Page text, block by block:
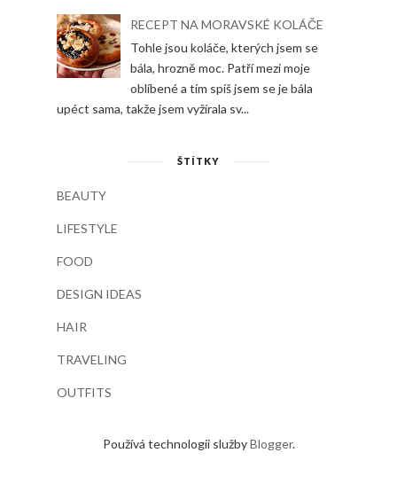
RECEPT NA MORAVSKÉ KOLÁČE
Tohle jsou koláče, kterých jsem se
bála, hrozně moc. Patří mezi moje
oblíbené a tím spíš jsem se je bála
upéct sama, takže jsem vyžírala sv...
ŠTÍTKY
BEAUTY
LIFESTYLE
FOOD
DESIGN IDEAS
HAIR
TRAVELING
OUTFITS
Používá technologii službyBlogger.